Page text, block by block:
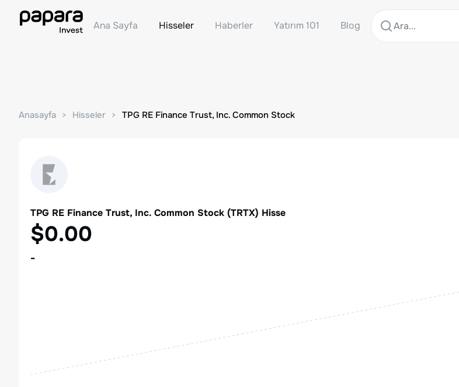
Ana Sayfa Hisseler Haberler Yatırım 101 Blog
Anasayfa Hisseler TPG RE Finance Trust, Inc. Common Stock
TPG RE Finance Trust, Inc. Common Stock (TRTX) Hisse
$0.00
-